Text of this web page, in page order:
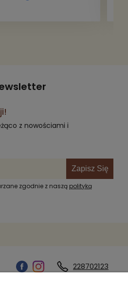
z nowościami i
Zapisz Się
zgodnie z naszą polityką
228702123